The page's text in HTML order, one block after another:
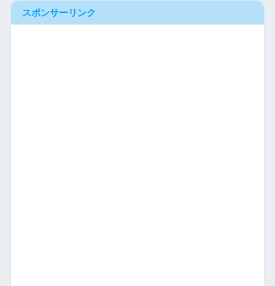
ブランド談義】
スポンサーリンク